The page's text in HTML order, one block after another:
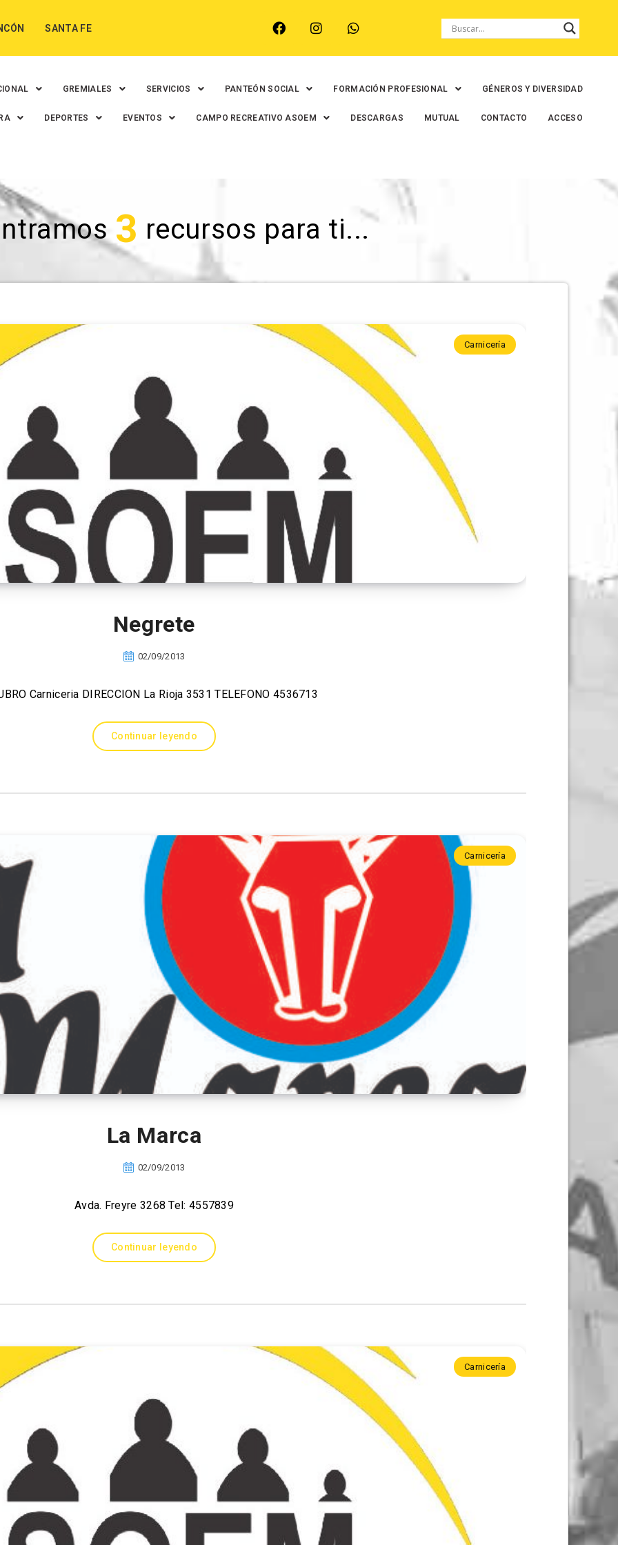
SANTA FE
GREMIALES SERVICIOS PANTEÓN SOCIAL FORMACIÓN PROFESIONAL GÉNEROS Y DIVERSIDAD
DEPORTES EVENTOS CAMPO RECREATIVO ASOEM DESCARGAS MUTUAL CONTACTO ACCESO
3 recursos para ti...
Carnicería
Negrete
02/09/2013
Carniceria DIRECCION La Rioja 3531 TELEFONO 4536713
Continuar leyendo
Carnicería
La Marca
02/09/2013
Avda. Freyre 3268 Tel: 4557839
Continuar leyendo
Carnicería